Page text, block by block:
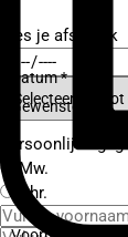
Kies je afspraak
Datum *
Gewenste tijd *
Persoonlijke
Mw.
Dhr.